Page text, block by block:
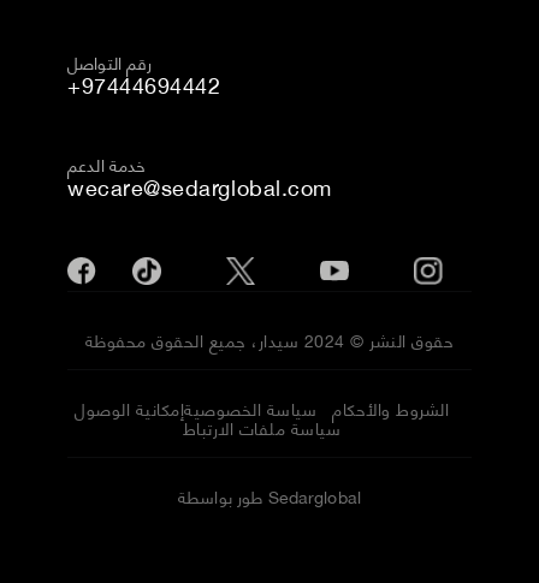
رقم التواصل
+97444694442
خدمة الدعم
wecare@sedarglobal.com
حقوق النشر © 2024 سيدار، جميع الحقوق محفوظة
إمكانية الوصولسياسة الخصوصية الشروط والأحكام
سياسة ملفات الارتباط
طور بواسطة Sedarglobal